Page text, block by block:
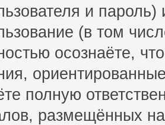
и пароль)
(в том
осознаёте,
полную
размещённых